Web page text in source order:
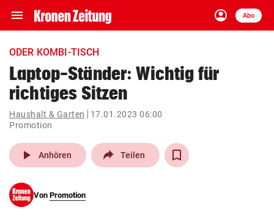
menu Navigation
ein-/ausklappen
account_circle
Anmelden
Abo
close Schließen
account_circle Anmelden
pin_drop
Wien
bookmark Merkliste
Suchbegriff
ODER KOMBI-TISCH
Laptop-Ständer: Wichtig für
richtiges Sitzen
Haushalt & Garten
17.01.2023 06:00
Promotion
play_arrow Anhören Teilen
Von Promotion